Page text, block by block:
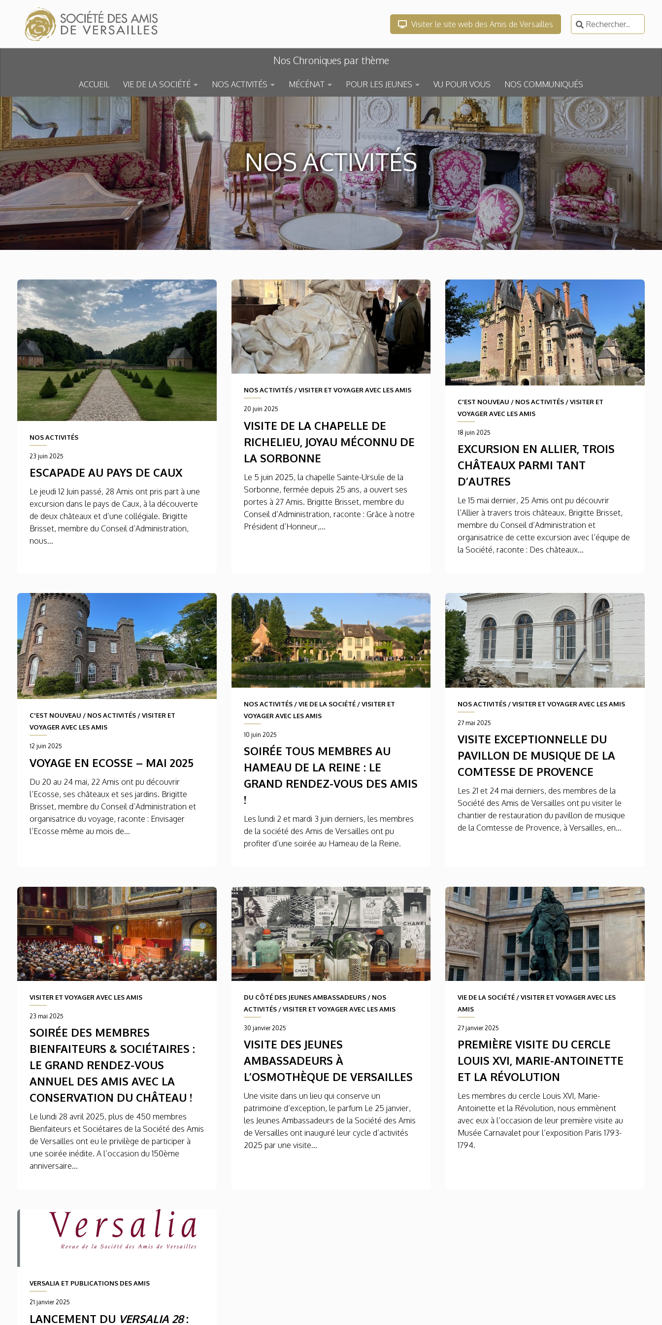
Skip to content
Visiter le site web des Amis de Versailles
Rechercher :
Nos Chroniques par thème
ACCUEIL VIE DE LA SOCIÉTÉ NOS ACTIVITÉS MÉCÉNAT POUR LES JEUNES VU POUR VOUS NOS COMMUNIQUÉS
NOS ACTIVITÉS
NOS ACTIVITÉS
23 juin 2025
ESCAPADE AU PAYS DE CAUX
Le jeudi 12 Juin passé, 28 Amis ont pris part à une
excursion dans le pays de Caux, à la découverte
de deux châteaux et d’une collégiale. Brigitte
Brisset, membre du Conseil d’Administration,
nous...
NOS ACTIVITÉS/VISITER ET VOYAGER AVEC LES AMIS
20 juin 2025
VISITE DE LA CHAPELLE DE
RICHELIEU, JOYAU MÉCONNU DE
LA SORBONNE
Le 5 juin 2025, la chapelle Sainte-Ursule de la
Sorbonne, fermée depuis 25 ans, a ouvert ses
portes à 27 Amis. Brigitte Brisset, membre du
Conseil d’Administration, raconte : Grâce à notre
Président d’Honneur,...
C'EST NOUVEAU / NOS ACTIVITÉS /VISITER ET
VOYAGER AVEC LES AMIS
18 juin 2025
EXCURSION EN ALLIER, TROIS
CHÂTEAUX PARMI TANT
D’AUTRES
Le 15 mai dernier, 25 Amis ont pu découvrir
l’Allier à travers trois châteaux. Brigitte Brisset,
membre du Conseil d’Administration et
organisatrice de cette excursion avec l’équipe de
la Société, raconte : Des châteaux...
C'EST NOUVEAU / NOS ACTIVITÉS /VISITER ET
VOYAGER AVEC LES AMIS
12 juin 2025
VOYAGE EN ECOSSE – MAI 2025
Du 20 au 24 mai, 22 Amis ont pu découvrir
l’Ecosse, ses châteaux et ses jardins. Brigitte
Brisset, membre du Conseil d’Administration et
organisatrice du voyage, raconte : Envisager
l’Ecosse même au mois de...
NOS ACTIVITÉS/VIE DE LA SOCIÉTÉ/VISITER ET
VOYAGER AVEC LES AMIS
10 juin 2025
SOIRÉE TOUS MEMBRES AU
HAMEAU DE LA REINE : LE
GRAND RENDEZ-VOUS DES AMIS
!
Les lundi 2 et mardi 3 juin derniers, les membres
de la société des Amis de Versailles ont pu
profiter d’une soirée au Hameau de la Reine.
NOS ACTIVITÉS /VISITER ET VOYAGER AVEC LES AMIS
27 mai 2025
VISITE EXCEPTIONNELLE DU
PAVILLON DE MUSIQUE DE LA
COMTESSE DE PROVENCE
Les 21 et 24 mai derniers, des membres de la
Société des Amis de Versailles ont pu visiter le
chantier de restauration du pavillon de musique
de la Comtesse de Provence, à Versailles, en...
VISITER ET VOYAGER AVEC LES AMIS
23 mai 2025
SOIRÉE DES MEMBRES
BIENFAITEURS & SOCIÉTAIRES :
LE GRAND RENDEZ-VOUS
ANNUEL DES AMIS AVEC LA
CONSERVATION DU CHÂTEAU !
Le lundi 28 avril 2025, plus de 450 membres
Bienfaiteurs et Sociétaires de la Société des Amis
de Versailles ont eu le privilège de participer à
une soirée inédite. A l’occasion du 150ème
anniversaire...
DU CÔTÉ DES JEUNES AMBASSADEURS/ NOS
ACTIVITÉS/VISITER ET VOYAGER AVEC LES AMIS
30 janvier 2025
VISITE DES JEUNES
AMBASSADEURS À
L’OSMOTHÈQUE DE VERSAILLES
Une visite dans un lieu qui conserve un
patrimoine d’exception, le parfum Le 25 janvier,
les Jeunes Ambassadeurs de la Société des Amis
de Versailles ont inauguré leur cycle d’activités
2025 par une visite...
VIE DE LA SOCIÉTÉ /VISITER ET VOYAGER AVEC LES
AMIS
27 janvier 2025
PREMIÈRE VISITE DU CERCLE
LOUIS XVI, MARIE-ANTOINETTE
ET LA RÉVOLUTION
Les membres du cercle Louis XVI, Marie-
Antoinette et la Révolution, nous emmènent
avec eux à l’occasion de leur première visite au
Musée Carnavalet pour l’exposition Paris 1793-
1794.
VERSALIA ET PUBLICATIONS DES AMIS
21 janvier 2025
LANCEMENT DU VERSALIA 28: